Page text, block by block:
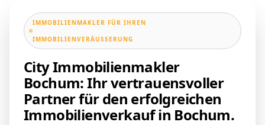
IMMOBILIENMAKLER FÜR IHREN
IMMOBILIENVERÄUSSERUNG
City Immobilienmakler
Bochum: Ihr vertrauensvoller
Partner für den erfolgreichen
Immobilienverkauf in Bochum.